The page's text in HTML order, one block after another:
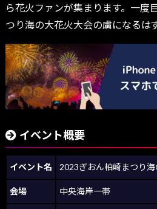
ら花火ファンが集まります。一度
つり海の大花火大会の虜になるは
イベント概要
イベント名 2023ぎおん柏崎まつり
会場 中央海岸一帯